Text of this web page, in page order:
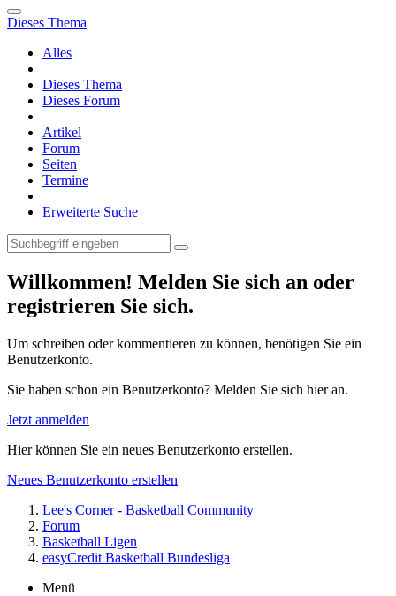
Dieses Thema
Alles
Dieses Thema
Dieses Forum
Artikel
Forum
Seiten
Termine
Erweiterte Suche
Willkommen! Melden Sie sich an oder
registrieren Sie sich.
Um schreiben oder kommentieren zu können, benötigen Sie ein
Benutzerkonto.
Sie haben schon ein Benutzerkonto? Melden Sie sich hier an.
Jetzt anmelden
Hier können Sie ein neues Benutzerkonto erstellen.
Neues Benutzerkonto erstellen
Lee's Corner - Basketball Community
Forum
Basketball Ligen
easyCredit Basketball Bundesliga
Menü